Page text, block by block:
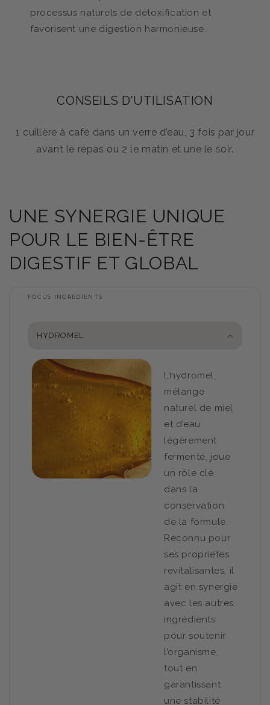
processus naturels de détoxification et
favorisent une digestion harmonieuse.
CONSEILS D'UTILISATION
1 cuillère à café dans un verre d’eau, 3 fois par jour
avant le repas ou 2 le matin et une le soir.
UNE SYNERGIE UNIQUE
POUR LE BIEN-ÊTRE
DIGESTIF ET GLOBAL
FOCUS INGRÉDIENTS
HYDROMEL
L’hydromel,
mélange
naturel de miel
et d’eau
légèrement
fermenté, joue
un rôle clé
dans la
conservation
de la formule.
Reconnu pour
ses propriétés
revitalisantes, il
agit en synergie
avec les autres
ingrédients
pour soutenir
l’organisme,
tout en
garantissant
une stabilité